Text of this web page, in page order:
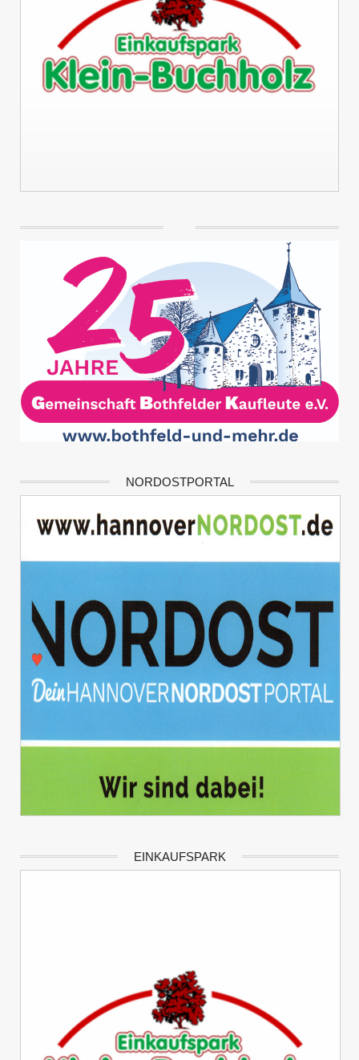
NORDOSTPORTAL
EINKAUFSPARK